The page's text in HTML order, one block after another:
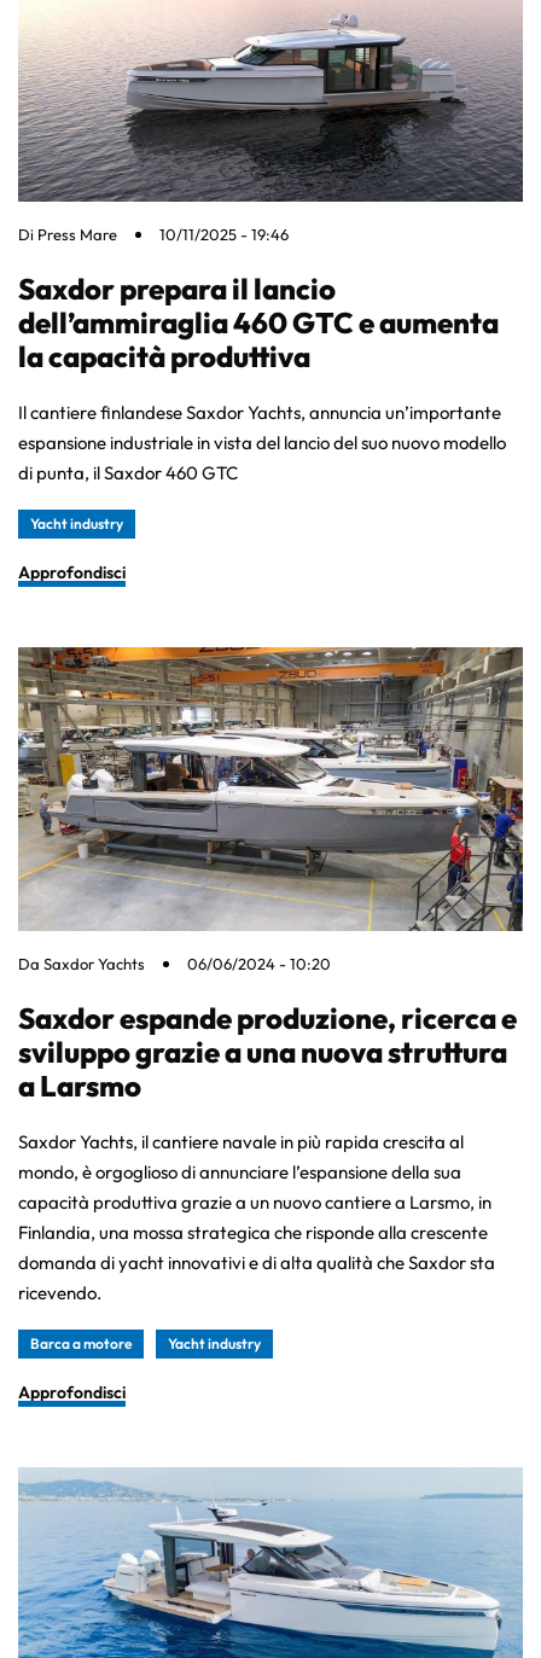
Di Press Mare 10/11/2025 - 19:46
Saxdor prepara il lancio
dell’ammiraglia 460 GTC e aumenta
la capacità produttiva
Il cantiere finlandese Saxdor Yachts, annuncia un’importante
espansione industriale in vista del lancio del suo nuovo modello
di punta, il Saxdor 460 GTC
Yacht industry
Approfondisci
Da Saxdor Yachts 06/06/2024 - 10:20
Saxdor espande produzione, ricerca e
sviluppo grazie a una nuova struttura
a Larsmo
Saxdor Yachts, il cantiere navale in più rapida crescita al
mondo, è orgoglioso di annunciare l’espansione della sua
capacità produttiva grazie a un nuovo cantiere a Larsmo, in
Finlandia, una mossa strategica che risponde alla crescente
domanda di yacht innovativi e di alta qualità che Saxdor sta
ricevendo.
Barca a motore Yacht industry
Approfondisci